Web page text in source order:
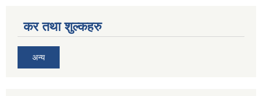
कर तथा शुल्कहरु
अन्य